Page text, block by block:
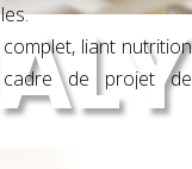
liant nutrition
cadre de projet de